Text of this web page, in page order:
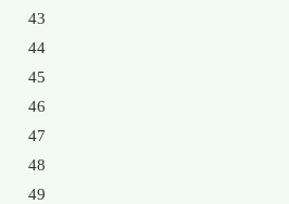
43
44
45
46
47
48
49